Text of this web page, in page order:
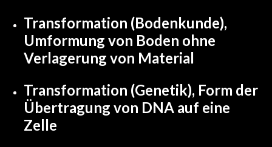
Transformation (Bodenkunde),
Umformung von Boden ohne
Verlagerung von Material
Transformation (Genetik), Form der
Übertragung von DNA auf eine
Zelle